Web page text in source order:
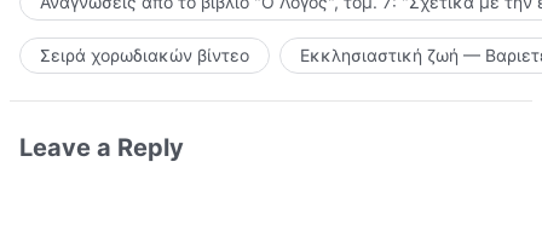
Σειρά χορωδιακών βίντεο Εκκλησιαστική ζωή —
Leave a Reply